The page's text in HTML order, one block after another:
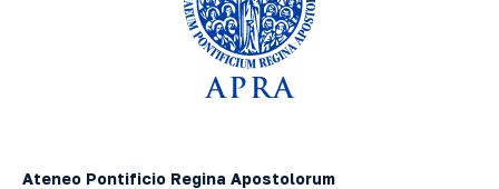
Ateneo Pontificio Regina Apostolorum